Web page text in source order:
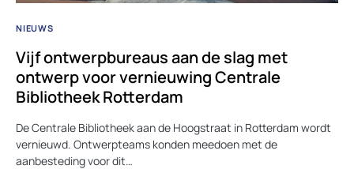
NIEUWS
Vijf ontwerpbureaus aan de slag met
ontwerp voor vernieuwing Centrale
Bibliotheek Rotterdam
De Centrale Bibliotheek aan de Hoogstraat in Rotterdam wordt
vernieuwd. Ontwerpteams konden meedoen met de
aanbesteding voor dit…